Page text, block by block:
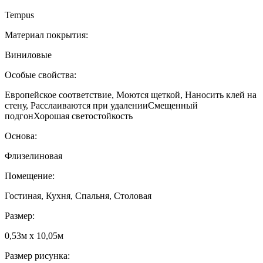
Tempus
Материал покрытия:
Виниловые
Особые свойства:
Европейское соответствие, Моются щеткой, Наносить клей на
стену, Расслаиваются при удаленииСмещенный
подгонХорошая светостойкость
Основа:
Флизелиновая
Помещение:
Гостиная, Кухня, Спальня, Столовая
Размер:
0,53м x 10,05м
Размер рисунка: